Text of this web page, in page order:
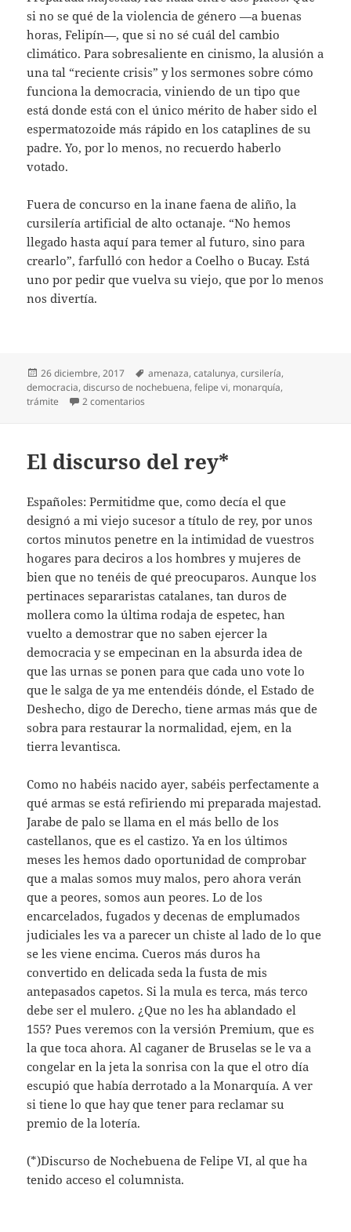
si no se qué de la violencia de género —a buenas
horas, Felipín—, que si no sé cuál del cambio
climático. Para sobresaliente en cinismo, la alusión a
una tal “reciente crisis” y los sermones sobre cómo
funciona la democracia, viniendo de un tipo que
está donde está con el único mérito de haber sido el
espermatozoide más rápido en los cataplines de su
padre. Yo, por lo menos, no recuerdo haberlo
votado.
Fuera de concurso en la inane faena de aliño, la
cursilería artificial de alto octanaje. “No hemos
llegado hasta aquí para temer al futuro, sino para
crearlo”, farfulló con hedor a Coelho o Bucay. Está
uno por pedir que vuelva su viejo, que por lo menos
nos divertía.
Publicado
el
26 diciembre, 2017 Etiquetas
amenaza,catalunya,cursilería,
democracia,discurso de nochebuena,felipe vi, monarquía,
trámite
2 comentarios
El discurso del rey*
Españoles: Permitidme que, como decía el que
designó a mi viejo sucesor a título de rey, por unos
cortos minutos penetre en la intimidad de vuestros
hogares para deciros a los hombres y mujeres de
bien que no tenéis de qué preocuparos. Aunque los
pertinaces separaristas catalanes, tan duros de
mollera como la última rodaja de espetec, han
vuelto a demostrar que no saben ejercer la
democracia y se empecinan en la absurda idea de
que las urnas se ponen para que cada uno vote lo
que le salga de ya me entendéis dónde, el Estado de
Deshecho, digo de Derecho, tiene armas más que de
sobra para restaurar la normalidad, ejem, en la
tierra levantisca.
Como no habéis nacido ayer, sabéis perfectamente a
qué armas se está refiriendo mi preparada majestad.
Jarabe de palo se llama en el más bello de los
castellanos, que es el castizo. Ya en los últimos
meses les hemos dado oportunidad de comprobar
que a malas somos muy malos, pero ahora verán
que a peores, somos aun peores. Lo de los
encarcelados, fugados y decenas de emplumados
judiciales les va a parecer un chiste al lado de lo que
se les viene encima. Cueros más duros ha
convertido en delicada seda la fusta de mis
antepasados capetos. Si la mula es terca, más terco
debe ser el mulero. ¿Que no les ha ablandado el
155? Pues veremos con la versión Premium, que es
la que toca ahora. Al caganer de Bruselas se le va a
congelar en la jeta la sonrisa con la que el otro día
escupió que había derrotado a la Monarquía. A ver
si tiene lo que hay que tener para reclamar su
premio de la lotería.
(*)Discurso de Nochebuena de Felipe VI, al que ha
tenido acceso el columnista.